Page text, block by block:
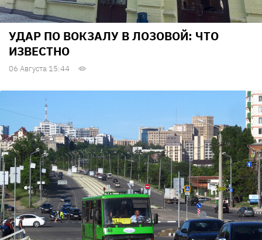
УДАР ПО ВОКЗАЛУ В ЛОЗОВОЙ: ЧТО
ИЗВЕСТНО
06 Августа 15:44